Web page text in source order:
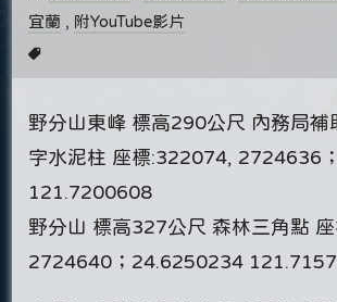
宜蘭 , 附YouTube影片
野分山東峰 標高290公尺 內務局補
字水泥柱 座標:322074, 2724636
121.7200608
野分山 標高327公尺 森林三角點
2724640；24.6250234